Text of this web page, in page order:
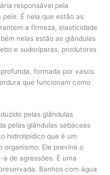
responsável pela
É nela que estão as
a firmeza, elasticidade
nelas estão as glândulas
e sudoríparas, produtoras
formada por vasos
que funcionam como
pelas glândulas
pelas glândulas sebáceas
hidrolipídico que é um
organismo. Ele previne o
de agressões. É uma
Banhos com água